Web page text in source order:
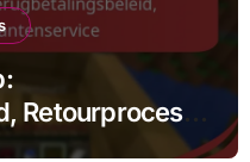
Retourproces,